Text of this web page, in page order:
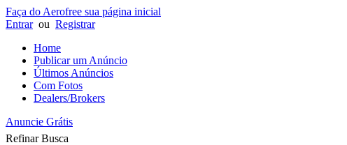
Faça do Aerofree sua página inicial
Entrarou Registrar
Home
Publicar um Anúncio
Últimos Anúncios
Com Fotos
Dealers/Brokers
Anuncie Grátis
Refinar Busca